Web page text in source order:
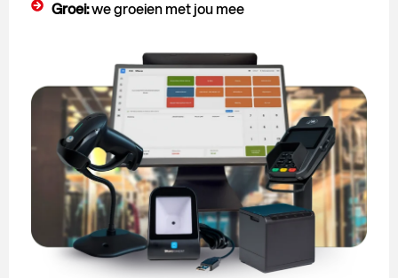
Groei:we groeien met jou mee